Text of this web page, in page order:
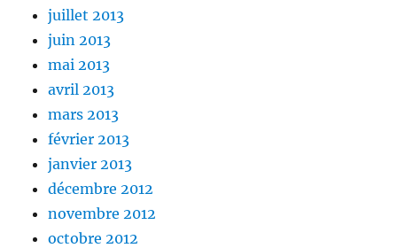
juillet 2013
juin 2013
mai 2013
avril 2013
mars 2013
février 2013
janvier 2013
décembre 2012
novembre 2012
octobre 2012